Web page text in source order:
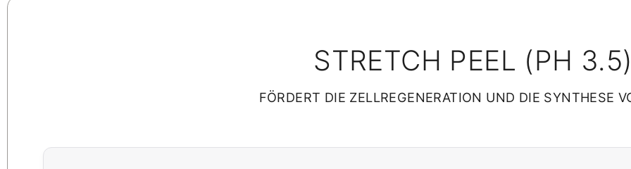
STRETCH PEEL (PH
FÖRDERT DIE ZELLREGENERATION UND DIE SYNTHESE